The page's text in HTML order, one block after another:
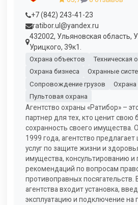
+7 (842) 243-41-23
ratibor.ul@yandex.ru
432002, Ульяновская область,
Урицкого, 39к1.
Охрана объектов
Техническая
Охрана бизнеса
Охранные
Сопровождение грузов
Пультовая охрана
Агентство охраны «Ратибор» –
партнер для тех, кто ценит свою
сохранность своего имущества.
1999 года, агентство
услуг по защите жизни и
имущества, консультированию и
рекомендаций по вопросам
противоправных посягательств.
агентства входит установка,
эксплуатацию и подключение на